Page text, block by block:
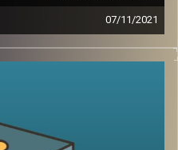
07/11/2021
כיצד אוניברסיטאות בעולם
הלמידה בהן כדי להתאים
עידן אלמוג, ראש היחידה
משער שתתקיים הלמידה